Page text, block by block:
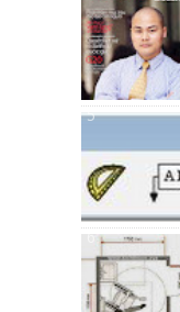
Linkedin,
GHI CHỮ
học trước ta